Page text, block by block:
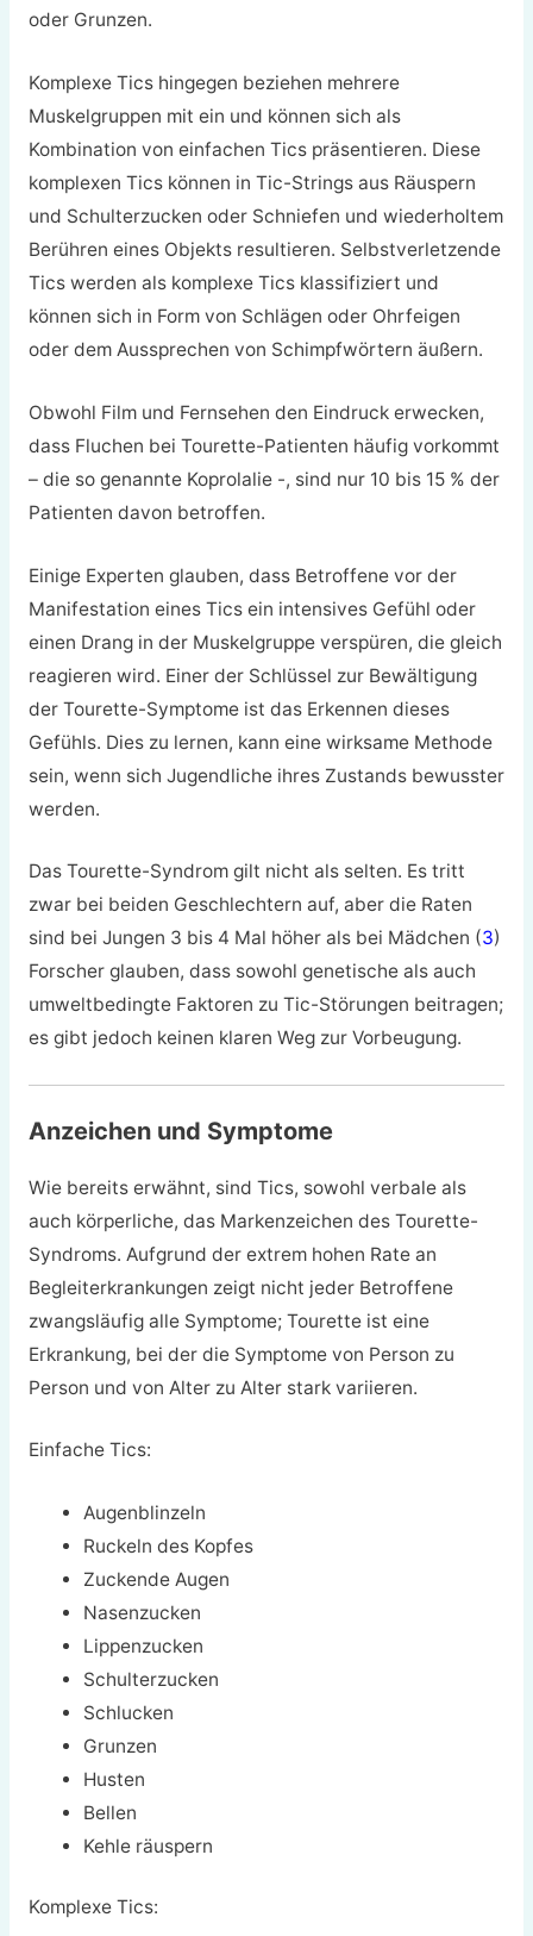
oder Grunzen.
Komplexe Tics hingegen beziehen mehrere
Muskelgruppen mit ein und können sich als
Kombination von einfachen Tics präsentieren. Diese
komplexen Tics können in Tic-Strings aus Räuspern
und Schulterzucken oder Schniefen und wiederholtem
Berühren eines Objekts resultieren. Selbstverletzende
Tics werden als komplexe Tics klassifiziert und
können sich in Form von Schlägen oder Ohrfeigen
oder dem Aussprechen von Schimpfwörtern äußern.
Obwohl Film und Fernsehen den Eindruck erwecken,
dass Fluchen bei Tourette-Patienten häufig vorkommt
– die so genannte Koprolalie -, sind nur 10 bis 15 % der
Patienten davon betroffen.
Einige Experten glauben, dass Betroffene vor der
Manifestation eines Tics ein intensives Gefühl oder
einen Drang in der Muskelgruppe verspüren, die gleich
reagieren wird. Einer der Schlüssel zur Bewältigung
der Tourette-Symptome ist das Erkennen dieses
Gefühls. Dies zu lernen, kann eine wirksame Methode
sein, wenn sich Jugendliche ihres Zustands bewusster
werden.
Das Tourette-Syndrom gilt nicht als selten. Es tritt
zwar bei beiden Geschlechtern auf, aber die Raten
sind bei Jungen 3 bis 4 Mal höher als bei Mädchen (3)
Forscher glauben, dass sowohl genetische als auch
umweltbedingte Faktoren zu Tic-Störungen beitragen;
es gibt jedoch keinen klaren Weg zur Vorbeugung.
Anzeichen und Symptome
Wie bereits erwähnt, sind Tics, sowohl verbale als
auch körperliche, das Markenzeichen des Tourette-
Syndroms. Aufgrund der extrem hohen Rate an
Begleiterkrankungen zeigt nicht jeder Betroffene
zwangsläufig alle Symptome; Tourette ist eine
Erkrankung, bei der die Symptome von Person zu
Person und von Alter zu Alter stark variieren.
Einfache Tics:
Augenblinzeln
Ruckeln des Kopfes
Zuckende Augen
Nasenzucken
Lippenzucken
Schulterzucken
Schlucken
Grunzen
Husten
Bellen
Kehle räuspern
Komplexe Tics: